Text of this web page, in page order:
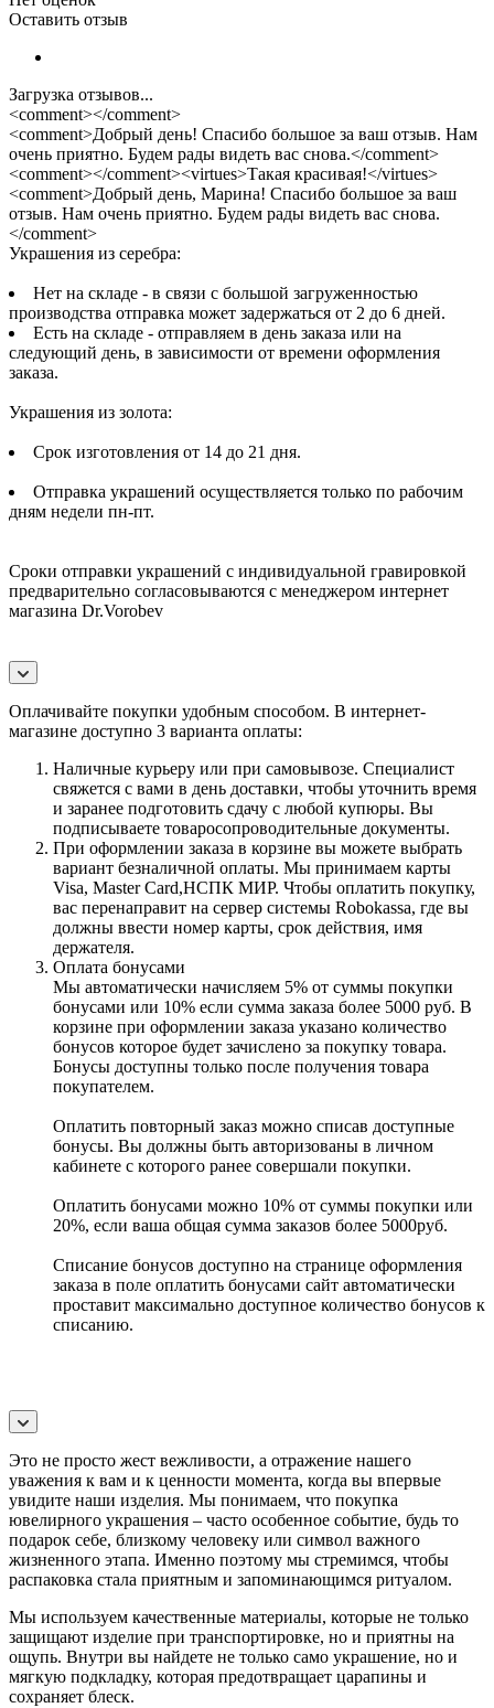
Оставить отзыв
Загрузка отзывов...
<comment></comment>
<comment>Добрый день! Спасибо большое за ваш отзыв. Нам
очень приятно. Будем рады видеть вас снова.</comment>
<comment></comment><virtues>Такая красивая!</virtues>
<comment>Добрый день, Марина! Спасибо большое за ваш
отзыв. Нам очень приятно. Будем рады видеть вас снова.
</comment>
Украшения из серебра:
Нет на складе - в связи с большой загруженностью
производства отправка может задержаться от 2 до 6 дней.
Есть на складе - отправляем в день заказа или на
следующий день, в зависимости от времени оформления
заказа.
Украшения из золота:
Срок изготовления от 14 до 21 дня.
Отправка украшений осуществляется только по рабочим
дням недели пн-пт.
Сроки отправки украшений с индивидуальной гравировкой
предварительно согласовываются с менеджером интернет
магазина Dr.Vorobev
Оплачивайте покупки удобным способом. В интернет-
магазине доступно 3 варианта оплаты:
Наличные курьеру или при самовывозе. Специалист
свяжется с вами в день доставки, чтобы уточнить время
и заранее подготовить сдачу с любой купюры. Вы
подписываете товаросопроводительные документы.
При оформлении заказа в корзине вы можете выбрать
вариант безналичной оплаты. Мы принимаем карты
Visa, Master Card,НСПК МИР. Чтобы оплатить покупку,
вас перенаправит на сервер системы Robokassa, где вы
должны ввести номер карты, срок действия, имя
держателя.
Оплата бонусами
Мы автоматически начисляем 5% от суммы покупки
бонусами или 10% если сумма заказа более 5000 руб. В
корзине при оформлении заказа указано количество
бонусов которое будет зачислено за покупку товара.
Бонусы доступны только после получения товара
покупателем.
Оплатить повторный заказ можно списав доступные
бонусы. Вы должны быть авторизованы в личном
кабинете с которого ранее совершали покупки.
Оплатить бонусами можно 10% от суммы покупки или
20%, если ваша общая сумма заказов более 5000руб.
Списание бонусов доступно на странице оформления
заказа в поле оплатить бонусами сайт автоматически
проставит максимально доступное количество бонусов к
списанию.
Это не просто жест вежливости, а отражение нашего
уважения к вам и к ценности момента, когда вы впервые
увидите наши изделия. Мы понимаем, что покупка
ювелирного украшения – часто особенное событие, будь то
подарок себе, близкому человеку или символ важного
жизненного этапа. Именно поэтому мы стремимся, чтобы
распаковка стала приятным и запоминающимся ритуалом.
Мы используем качественные материалы, которые не только
защищают изделие при транспортировке, но и приятны на
ощупь. Внутри вы найдете не только само украшение, но и
мягкую подкладку, которая предотвращает царапины и
сохраняет блеск.